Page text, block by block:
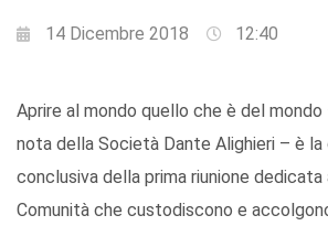
14 Dicembre 2018 12:40
Aprire al mondo quello che è del mondo
nota della Società Dante Alighieri – è la
conclusiva della prima riunione
Comunità che custodiscono e